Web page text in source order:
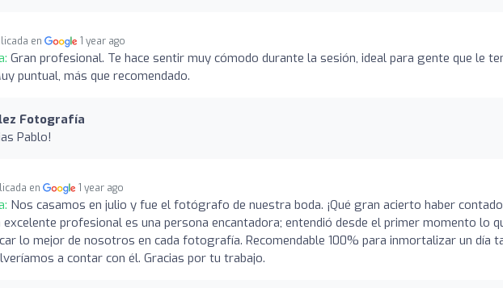
en 1 year ago
Gran profesional. Te hace sentir muy cómodo durante la sesión, ideal para gente que le
puntual, más que recomendado.
Fotografía
Pablo!
en 1 year ago
Nos casamos en julio y fue el fotógrafo de nuestra boda. ¡Qué gran acierto haber
profesional es una persona encantadora; entendió desde el primer momento lo
lo mejor de nosotros en cada fotografía. Recomendable 100% para inmortalizar un día
a contar con él. Gracias por tu trabajo.